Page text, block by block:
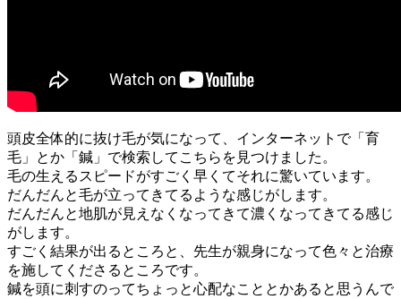
頭皮全体的に抜け毛が気になって、インターネットで「育
毛」とか「鍼」で検索してこちらを見つけました。
毛の生えるスピードがすごく早くてそれに驚いています。
だんだんと毛が立ってきてるような感じがします。
だんだんと地肌が見えなくなってきて濃くなってきてる感じ
がします。
すごく結果が出るところと、先生が親身になって色々と治療
を施してくださるところです。
鍼を頭に刺すのってちょっと心配なこととかあると思うんで